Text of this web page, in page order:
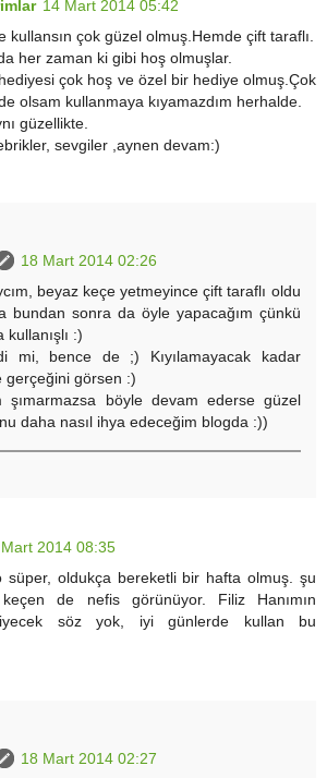
14 Mart 2014 05:42
kullansın çok güzel olmuş.Hemde çift taraflı.
her zaman ki gibi hoş olmuşlar.
çok hoş ve özel bir hediye olmuş.Çok
olsam kullanmaya kıyamazdım herhalde.
güzellikte.
sevgiler ,aynen devam:)
18 Mart 2014 02:26
beyaz keçe yetmeyince çift taraflı oldu
bundan sonra da öyle yapacağım çünkü
:)
mi, bence de ;) Kıyılamayacak kadar
gerçeğini görsen :)
şımarmazsa böyle devam ederse güzel
daha nasıl ihya edeceğim blogda :))
2014 08:35
süper, oldukça bereketli bir hafta olmuş. şu
de nefis görünüyor. Filiz Hanımın
söz yok, iyi günlerde kullan bu
18 Mart 2014 02:27